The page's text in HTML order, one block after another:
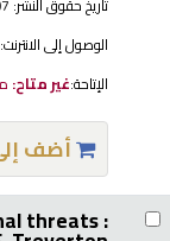
الوصول إلى الانترنت:
الإتاحة:غير متاح:
أضف
threats :